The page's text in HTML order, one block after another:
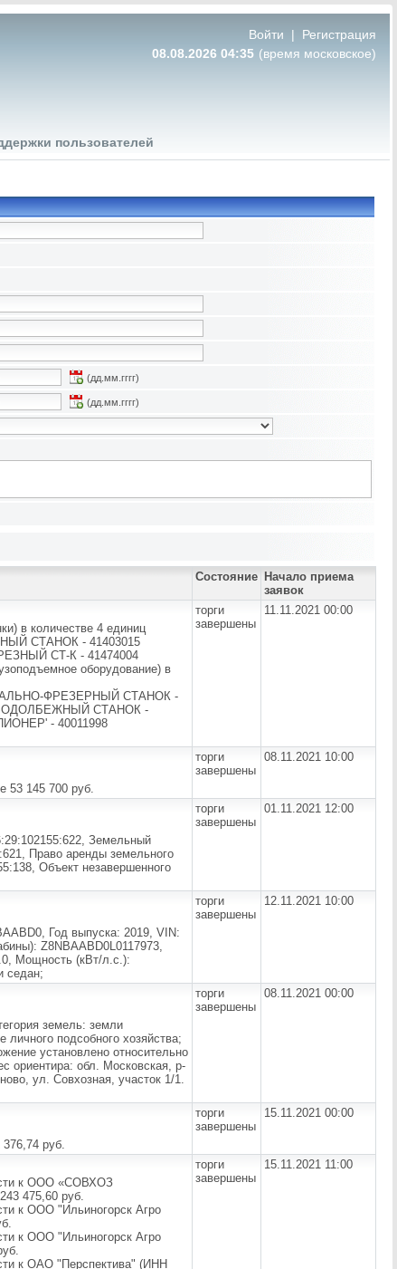
Войти |
Регистрация
08.08.2026 04:35 (время московское)
пользователей
(дд.мм.гггг)
(дд.мм.гггг)
Состояние Начало приема
заявок
в количестве 4 единиц
СТАНОК - 41403015
СТ-К - 41474004
оборудование) в
ФРЕЗЕРНЫЙ СТАНОК -
СТАНОК -
- 40011998
торги
завершены
11.11.2021 00:00
53 145 700 руб.
торги
завершены
08.11.2021 10:00
Земельный
Право аренды земельного
Объект незавершенного
торги
завершены
01.11.2021 12:00
Год выпуска: 2019, VIN:
Z8NBAABD0L0117973,
Мощность (кВт/л.с.):
седан;
торги
завершены
12.11.2021 10:00
земель: земли
подсобного хозяйства;
установлено относительно
ориентира: обл. Московская, р-
ул. Совхозная, участок 1/1.
торги
завершены
08.11.2021 00:00
руб.
торги
завершены
15.11.2021 00:00
к ООО «СОВХОЗ
475,60 руб.
к ООО "Ильиногорск Агро
к ООО "Ильиногорск Агро
к ОАО "Перспектива" (ИНН
торги
завершены
15.11.2021 11:00